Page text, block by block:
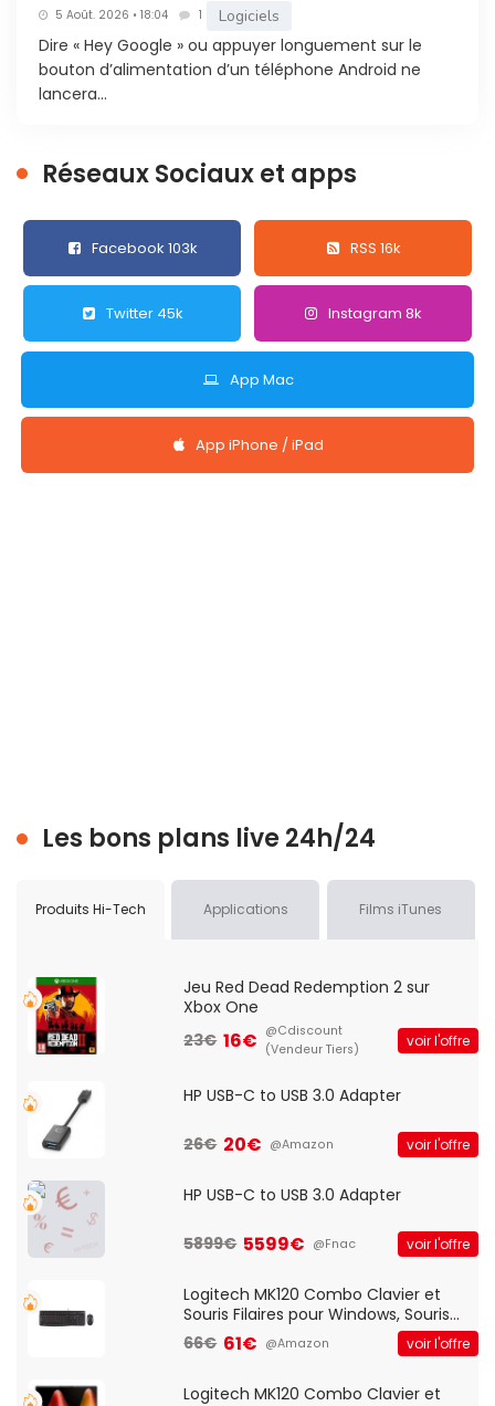
5 Août. 2026 • 18:04 1 Logiciels
Dire « Hey Google » ou appuyer longuement sur le
bouton d’alimentation d’un téléphone Android ne
lancera...
Réseaux Sociaux et apps
Facebook 103k RSS 16k
Twitter 45k Instagram 8k
App Mac
App iPhone / iPad
Les bons plans live 24h/24
Produits Hi-Tech Applications Films iTunes
Jeu Red Dead Redemption 2 sur
Xbox One
23€ 16€ @Cdiscount
(Vendeur Tiers)
voir l'offre
HP USB-C to USB 3.0 Adapter
26€ 20€ @Amazon voir l'offre
HP USB-C to USB 3.0 Adapter
5899€ 5599€ @Fnac voir l'offre
Logitech MK120 Combo Clavier et
Souris Filaires pour Windows, Souris
Optique Filaire, Connexion USB Plug
And Play, Confortable, Taille
QWERTY UK - Noir
66€ 61€ @Amazon voir l'offre
Logitech MK120 Combo Clavier et